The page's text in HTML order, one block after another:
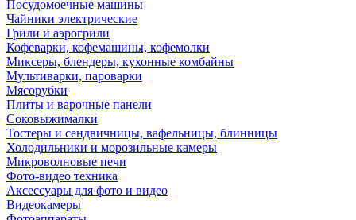
Посудомоечные машины
Чайники электрические
Грили и аэрогрили
Кофеварки, кофемашины, кофемолки
Миксеры, блендеры, кухонные комбайны
Мультиварки, пароварки
Мясорубки
Плиты и варочные панели
Соковыжималки
Тостеры и сендвичницы, вафельницы, блинницы
Холодильники и морозильные камеры
Микроволновые печи
Фото-видео техника
Аксессуары для фото и видео
Видеокамеры